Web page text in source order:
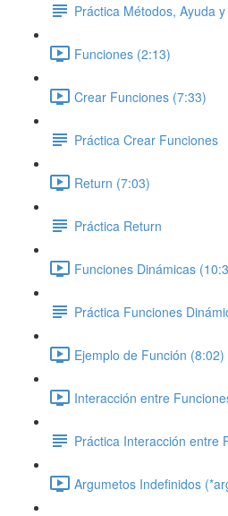
Práctica Métodos, Ayuda
Funciones (2:13)
Crear Funciones (7:33)
Práctica Crear Funciones
Return (7:03)
Práctica Return
Funciones Dinámicas
Práctica Funciones
Ejemplo de Función (8:02)
Interacción entre
Práctica Interacción entre
Argumetos Indefinidos